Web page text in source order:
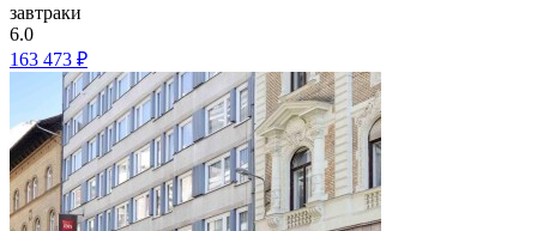
завтраки
6.0
163 473 ₽